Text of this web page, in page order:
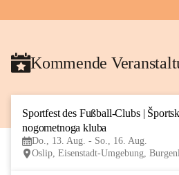
Kommende
Sportfest des Fußball-Clubs |
nogometnoga kluba
Do., 13. Aug. - So., 16. Aug.
Oslip, Eisenstadt-Umgebung,